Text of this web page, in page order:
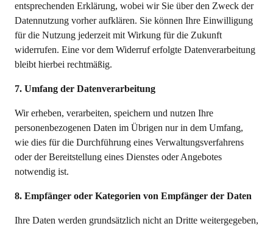
entsprechenden Erklärung, wobei wir Sie über den Zweck der
Datennutzung vorher aufklären. Sie können Ihre Einwilligung
für die Nutzung jederzeit mit Wirkung für die Zukunft
widerrufen. Eine vor dem Widerruf erfolgte Datenverarbeitung
bleibt hierbei rechtmäßig.
7. Umfang der Datenverarbeitung
Wir erheben, verarbeiten, speichern und nutzen Ihre
personenbezogenen Daten im Übrigen nur in dem Umfang,
wie dies für die Durchführung eines Verwaltungsverfahrens
oder der Bereitstellung eines Dienstes oder Angebotes
notwendig ist.
8. Empfänger oder Kategorien von Empfänger der Daten
Ihre Daten werden grundsätzlich nicht an Dritte weitergegeben,